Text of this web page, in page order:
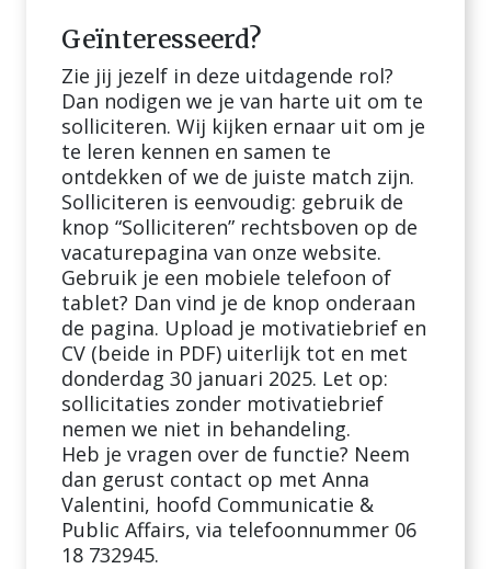
Geïnteresseerd?
Zie jij jezelf in deze uitdagende rol?
Dan nodigen we je van harte uit om te
solliciteren. Wij kijken ernaar uit om je
te leren kennen en samen te
ontdekken of we de juiste match zijn.
Solliciteren is eenvoudig: gebruik de
knop “Solliciteren” rechtsboven op de
vacaturepagina van onze website.
Gebruik je een mobiele telefoon of
tablet? Dan vind je de knop onderaan
de pagina. Upload je motivatiebrief en
CV (beide in PDF) uiterlijk tot en met
donderdag 30 januari 2025. Let op:
sollicitaties zonder motivatiebrief
nemen we niet in behandeling.
Heb je vragen over de functie? Neem
dan gerust contact op met Anna
Valentini, hoofd Communicatie &
Public Affairs, via telefoonnummer 06
18 732945.